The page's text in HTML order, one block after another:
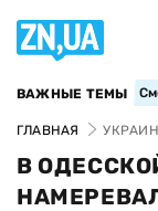
ВАЖНЫЕ ТЕМЫ
ГЛАВНАЯ
В